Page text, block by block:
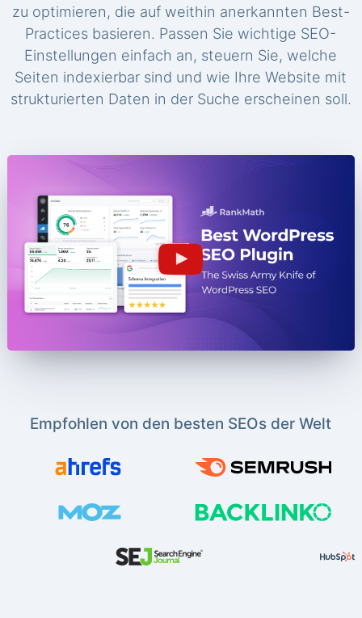
zu optimieren, die auf weithin anerkannten Best-
Practices basieren. Passen Sie wichtige SEO-
Einstellungen einfach an, steuern Sie, welche
Seiten indexierbar sind und wie Ihre Website mit
strukturierten Daten in der Suche erscheinen soll.
Empfohlen von den besten SEOs der Welt